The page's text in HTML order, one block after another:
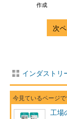
作成
インダストリ
工場